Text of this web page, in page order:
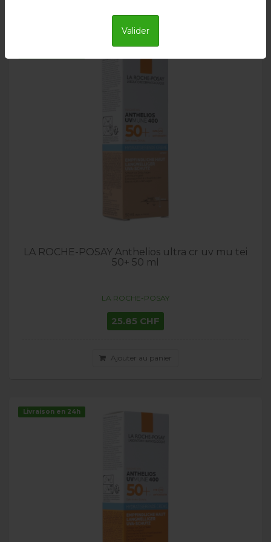
Valider
LA ROCHE-POSAY Anthelios ultra cr uv mu tei
50+ 50 ml
LA ROCHE-POSAY
25.85 CHF
Ajouter au panier
Livraison en 24h